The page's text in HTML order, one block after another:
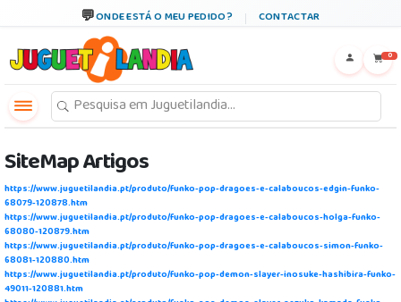
ONDE ESTÁ O MEU PEDIDO? CONTACTAR
0
SiteMap Artigos
https://www.juguetilandia.pt/produto/funko-pop-dragoes-e-calaboucos-edgin-funko-
68079-120878.htm
https://www.juguetilandia.pt/produto/funko-pop-dragoes-e-calaboucos-holga-funko-
68080-120879.htm
https://www.juguetilandia.pt/produto/funko-pop-dragoes-e-calaboucos-simon-funko-
68081-120880.htm
https://www.juguetilandia.pt/produto/funko-pop-demon-slayer-inosuke-hashibira-funko-
49011-120881.htm